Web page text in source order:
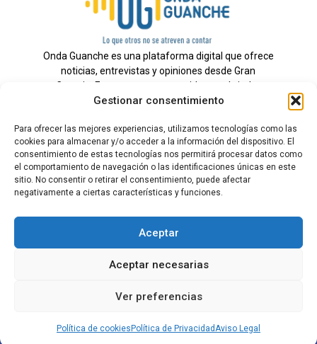
Gestionar consentimiento
Para ofrecer las mejores experiencias, utilizamos tecnologías como las
cookies para almacenar y/o acceder a la información del dispositivo. El
consentimiento de estas tecnologías nos permitirá procesar datos como
el comportamiento de navegación o las identificaciones únicas en este
sitio. No consentir o retirar el consentimiento, puede afectar
negativamente a ciertas características y funciones.
Aceptar
Aceptar necesarias
Ver preferencias
Política de cookies Política de PrivacidadAviso Legal
Onda Guanche es una plataforma digital que ofrece
noticias, entrevistas y opiniones desde Gran
Canaria. Estamos comprometidos con brindar
información veraz y un periodismo independiente a
Todos los derechos reservados.
Radio
Contacto
Aviso Legal